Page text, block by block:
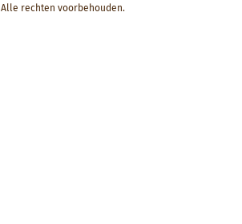
Alle rechten voorbehouden.